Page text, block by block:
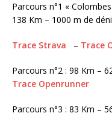
Parcours n°1 «
138 Km – 1000 m de
Trace Strava – Trace
Parcours n°2 : 98 Km –
Trace Openrunner
Parcours n°3 : 83 Km –